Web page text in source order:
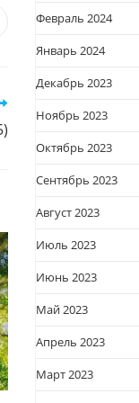
новом
Февраль 2024
Январь 2024
Декабрь 2023
Ноябрь 2023
Октябрь 2023
Сентябрь 2023
Август 2023
Июль 2023
Июнь 2023
Май 2023
Апрель 2023
Март 2023